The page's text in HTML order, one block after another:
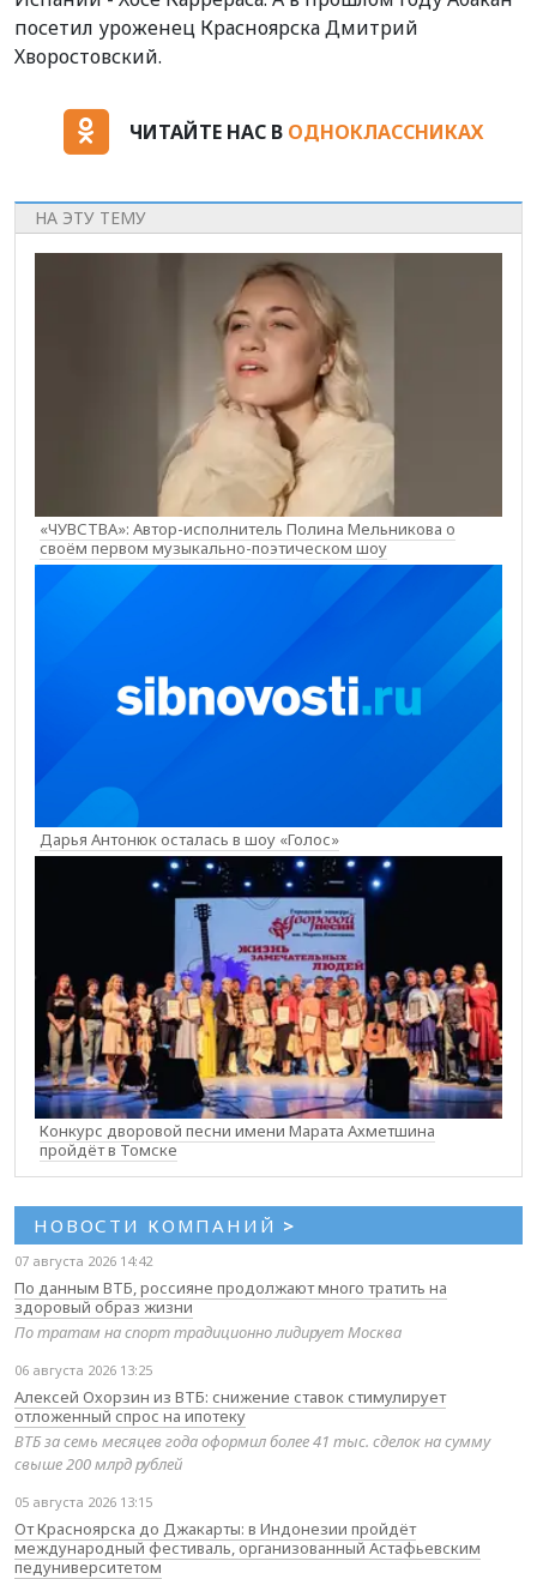
посетил уроженец Красноярска Дмитрий
Хворостовский.
ЧИТАЙТЕ НАС В ОДНОКЛАССНИКАХ
НА ЭТУ ТЕМУ
«ЧУВСТВА»: Автор-исполнитель Полина Мельникова о
своём первом музыкально-поэтическом шоу
Дарья Антонюк осталась в шоу «Голос»
Конкурс дворовой песни имени Марата Ахметшина
пройдёт в Томске
НОВОСТИ КОМПАНИЙ >
07 августа 2026 14:42
По данным ВТБ, россияне продолжают много тратить на
здоровый образ жизни
По тратам на спорт традиционно лидирует Москва
06 августа 2026 13:25
Алексей Охорзин из ВТБ: снижение ставок стимулирует
отложенный спрос на ипотеку
ВТБ за семь месяцев года оформил более 41 тыс. сделок на сумму
свыше 200 млрд рублей
05 августа 2026 13:15
От Красноярска до Джакарты: в Индонезии пройдёт
международный фестиваль, организованный Астафьевским
педуниверситетом